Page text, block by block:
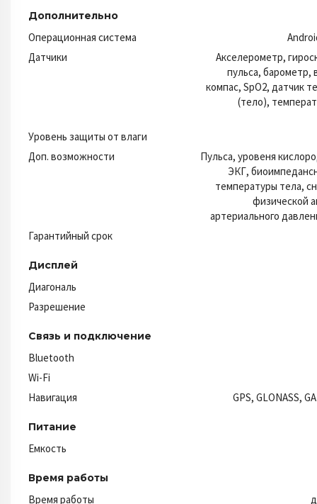
Дополнительно
Операционная система
Датчики
Акселерометр,
пульса, барометр,
компас, SpO2, датчик
(тело),
Уровень защиты от влаги
Доп. возможности
Пульса, уровеня
ЭКГ,
температуры тела,
физической
артериального
Гарантийный срок
Дисплей
Диагональ
Разрешение
Связь и подключение
Bluetooth
Wi-Fi
Навигация
GPS, GLONASS,
Питание
Емкость
Время работы
Время работы